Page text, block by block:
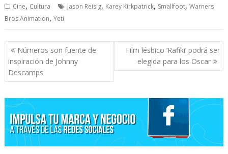
Cine, Cultura Jason Reisig, Karey Kirkpatrick, Smallfoot,Warners
Bros Animation,Yeti
Navegación
de
entradas
Números son fuente de
inspiración de Johnny
Descamps
Film lésbico ‘Rafiki’ podrá ser
elegida para los Oscar